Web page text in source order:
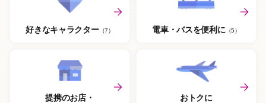
好きなキャラクター（7） 電車・バスを便利に （5）
提携のお店・
おトクに